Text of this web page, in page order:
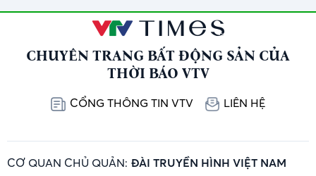
CHUYÊN TRANG BẤT ĐỘNG SẢN CỦA
THỜI BÁO VTV
CỔNG THÔNG TIN VTV LIÊN HỆ
CƠ QUAN CHỦ QUẢN: ĐÀI TRUYỀN HÌNH VIỆT NAM